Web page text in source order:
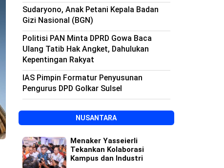
Sudaryono, Anak Petani Kepala Badan
Gizi Nasional (BGN)
Politisi PAN Minta DPRD Gowa Baca
Ulang Tatib Hak Angket, Dahulukan
Kepentingan Rakyat
IAS Pimpin Formatur Penyusunan
Pengurus DPD Golkar Sulsel
NUSANTARA
Menaker Yasseierli
Tekankan Kolaborasi
Kampus dan Industri